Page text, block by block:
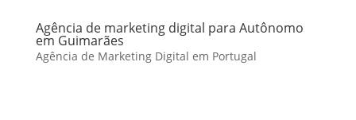
Agência de marketing digital para Autônomo
em Guimarães
Agência de Marketing Digital em Portugal